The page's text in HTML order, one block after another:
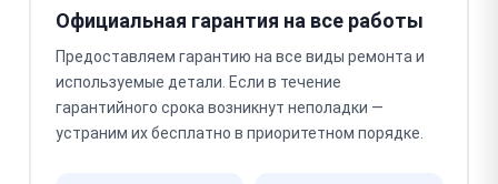
Официальная гарантия на все работы
Предоставляем гарантию на все виды ремонта и
используемые детали. Если в течение
гарантийного срока возникнут неполадки —
устраним их бесплатно в приоритетном порядке.